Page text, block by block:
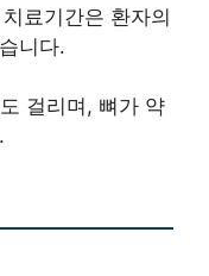
료기간은 환자의
니다.
걸리며, 뼈가 약